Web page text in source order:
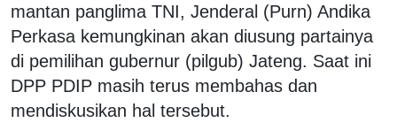
mantan panglima TNI, Jenderal (Purn) Andika
Perkasa kemungkinan akan diusung partainya
di pemilihan gubernur (pilgub) Jateng. Saat ini
DPP PDIP masih terus membahas dan
mendiskusikan hal tersebut.